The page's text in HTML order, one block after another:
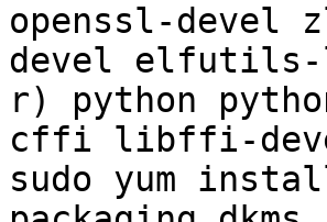
openssl-
devel elfutils-
r) python
cffi libffi-
sudo yum